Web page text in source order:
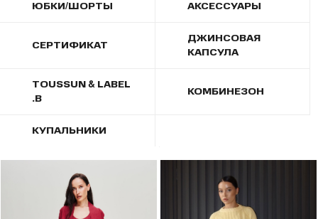
ЮБКИ/ШОРТЫ АКСЕССУАРЫ
СЕРТИФИКАТ
ДЖИНСОВАЯ
КАПСУЛА
TOUSSUN & LABEL
.B
КОМБИНЕЗОН
КУПАЛЬНИКИ